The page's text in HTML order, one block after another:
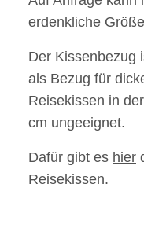
erdenkliche
Der Kissenbezug
als Bezug für
Reisekissen in
cm ungeeignet.
Dafür gibt es hier
Reisekissen.